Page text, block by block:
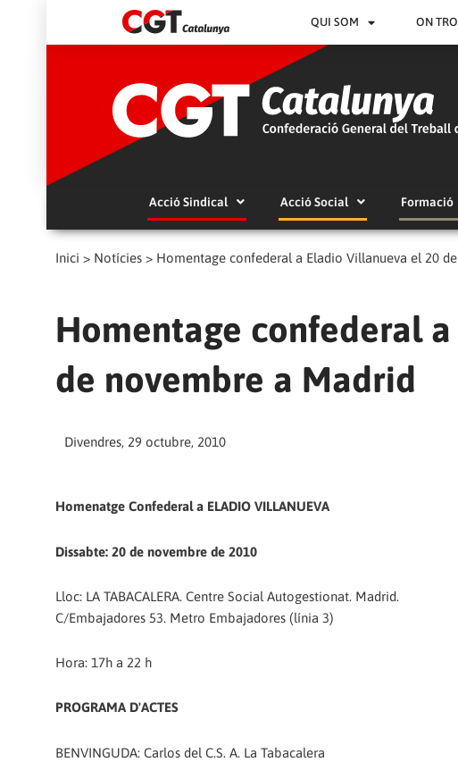
QUI SOM ON
Acció Sindical Acció Social Formació
Inici > Notícies > Homentage confederal a Eladio Villanueva el 20
Homentage confederal
de novembre a Madrid
Divendres, 29 octubre, 2010
Homenatge Confederal a ELADIO VILLANUEVA
Dissabte: 20 de novembre de 2010
Lloc: LA TABACALERA. Centre Social Autogestionat. Madrid.
C/Embajadores 53. Metro Embajadores (línia 3)
Hora: 17h a 22 h
PROGRAMA D'ACTES
BENVINGUDA: Carlos del C.S. A. La Tabacalera